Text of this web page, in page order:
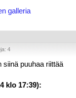
galleria
4
siinä puuhaa riittää
klo 17:39):